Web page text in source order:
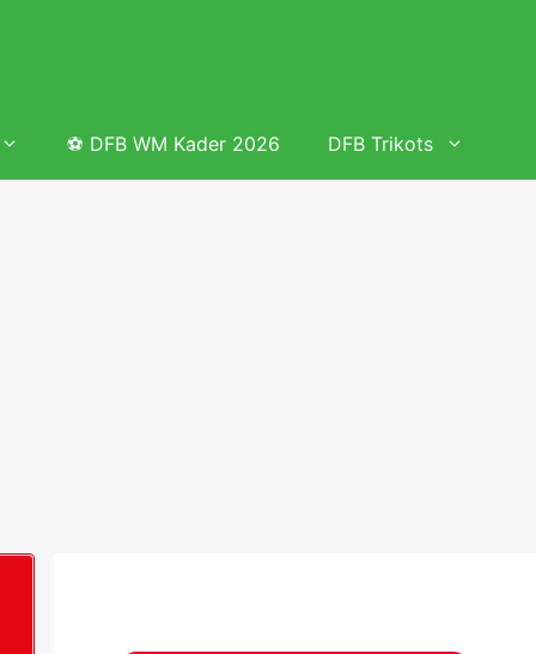
&
⚽ DFB WM Kader 2026 DFB Trikots